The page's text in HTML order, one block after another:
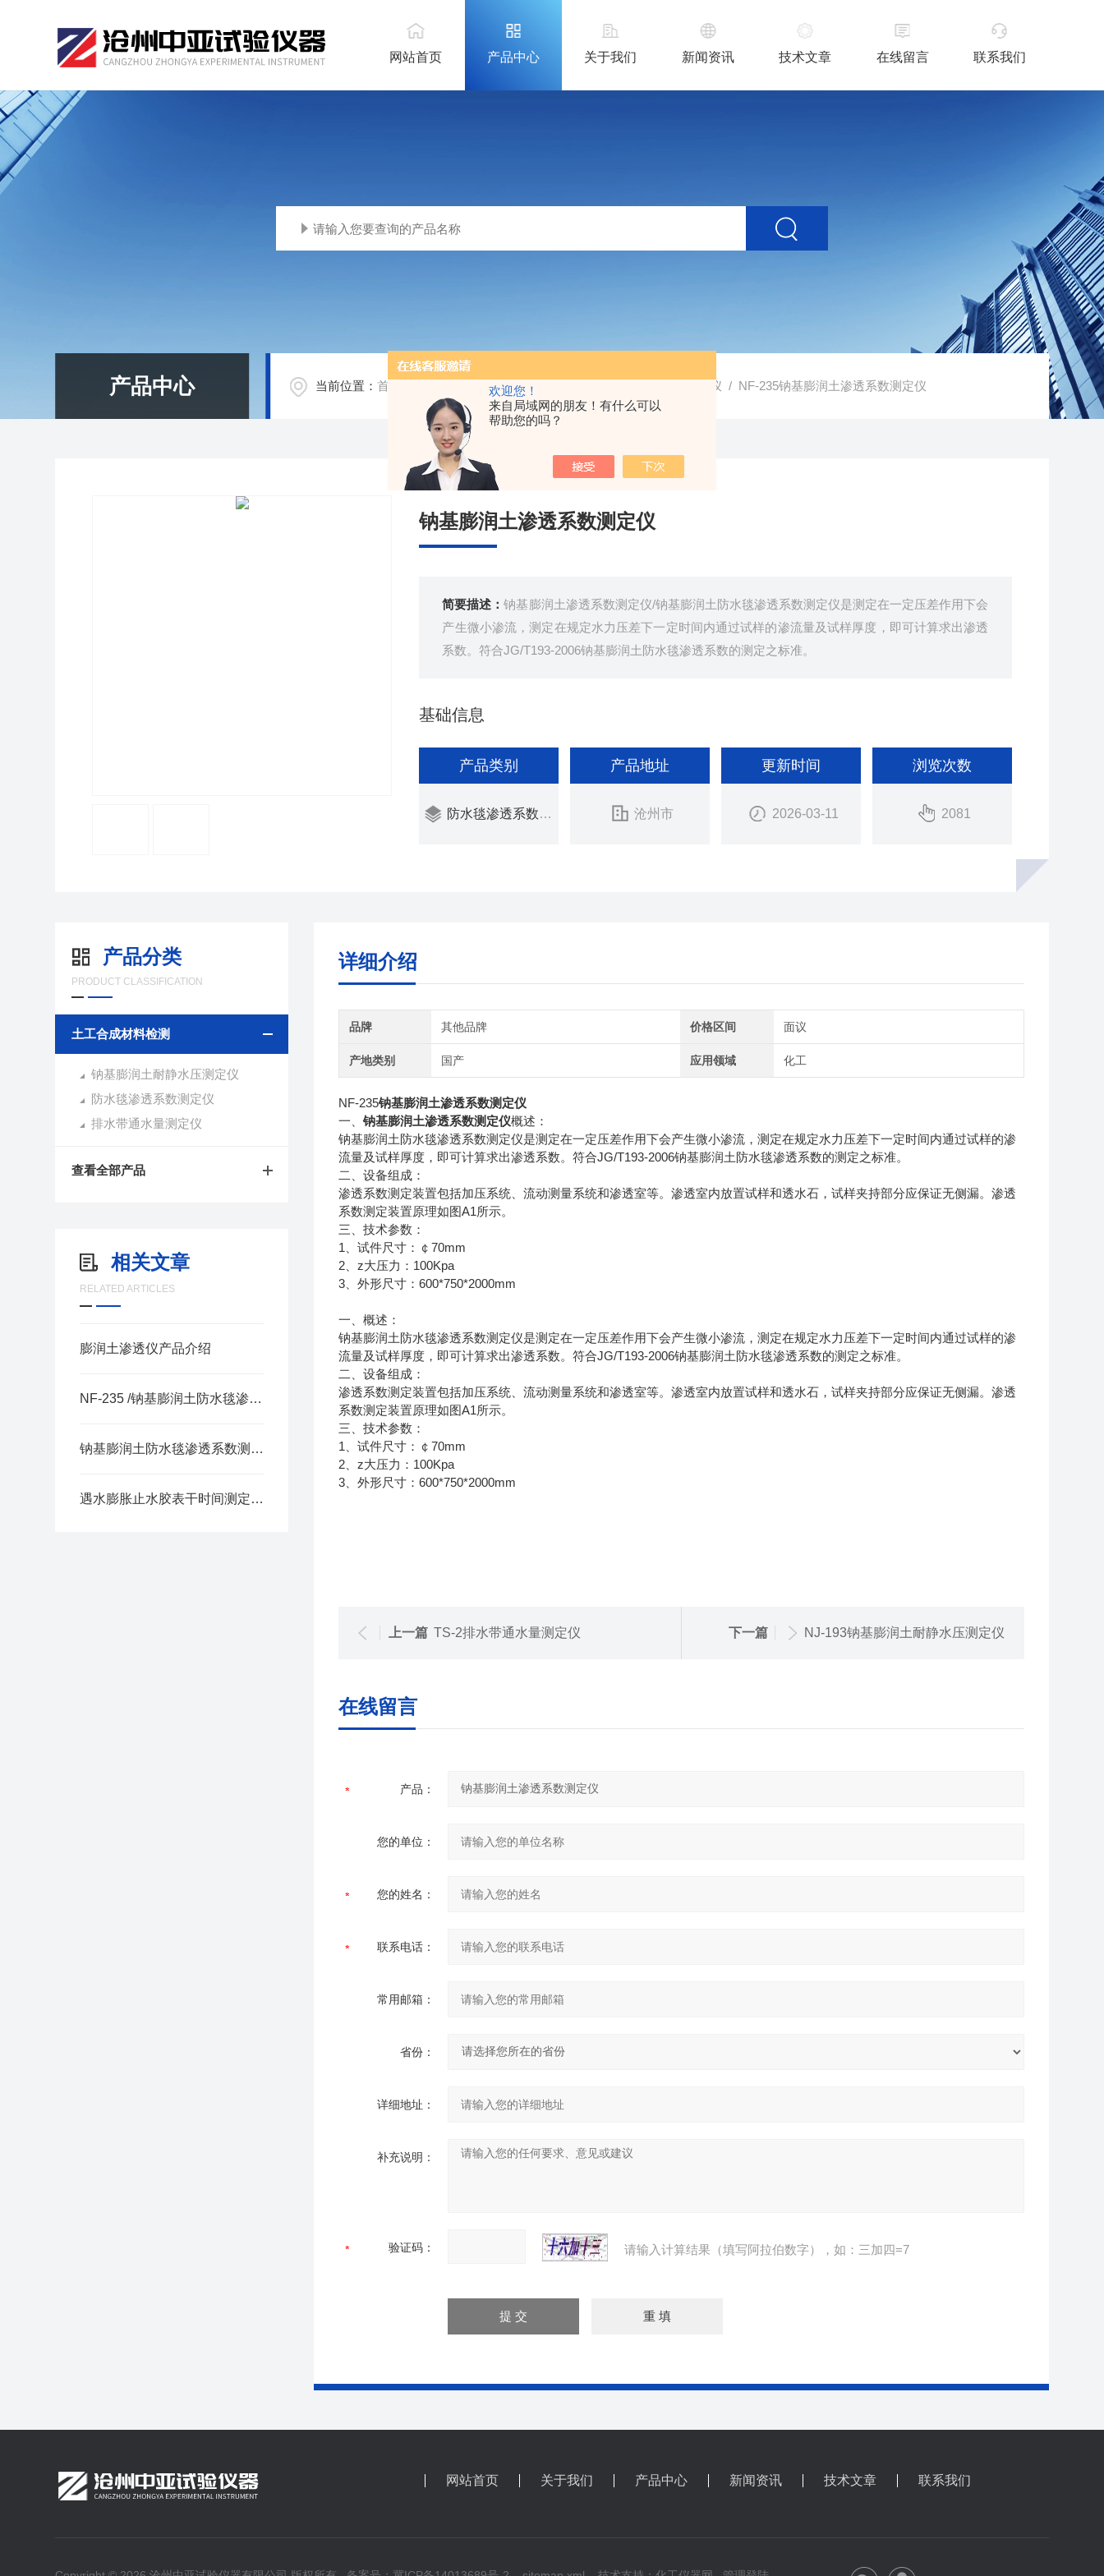
欢迎您！
来自局域网的朋友！有什么可以
帮助您的吗？
网站首页 产品中心 关于我们 新闻资讯 技术文章 在线留言 联系我们
产品中心 当前位置：首页 土工合成材料检测 防水毯渗透系数测定仪 / NF-235钠基膨润土渗透系数测定仪
钠基膨润土渗透系数测定仪
简要描述：钠基膨润土渗透系数测定仪/钠基膨润土防水毯渗透系数测定仪是测定在一定压差作用下会
产生微小渗流，测定在规定水力压差下一定时间内通过试样的渗流量及试样厚度，即可计算求出渗透
系数。符合JG/T193-2006钠基膨润土防水毯渗透系数的测定之标准。
基础信息
产品类别
防水毯渗透系数测定仪
产品地址
沧州市
更新时间
2026-03-11
浏览次数
2081
产品分类
PRODUCT CLASSIFICATION
土工合成材料检测
钠基膨润土耐静水压测定仪
防水毯渗透系数测定仪
排水带通水量测定仪
查看全部产品
相关文章
RELATED ARTICLES
膨润土渗透仪产品介绍
NF-235 /钠基膨润土防水毯渗透系数测定仪产品介绍
钠基膨润土防水毯渗透系数测定仪产品简介
遇水膨胀止水胶表干时间测定仪产品上市
详细介绍
品牌 其他品牌 价格区间 面议
产地类别 国产 应用领域 化工
NF-235钠基膨润土渗透系数测定仪
一、 钠基膨润土渗透系数测定仪概述：
钠基膨润土防水毯渗透系数测定仪是测定在一定压差作用下会产生微小渗流，测定在规定水力压差下一定时间内通过试样的渗
流量及试样厚度，即可计算求出渗透系数。符合JG/T193-2006钠基膨润土防水毯渗透系数的测定之标准。
二、设备组成：
渗透系数测定装置包括加压系统、流动测量系统和渗透室等。渗透室内放置试样和透水石，试样夹持部分应保证无侧漏。渗透
系数测定装置原理如图A1所示。
三、技术参数：
1 、试件尺寸：￠ 70mm
2、 z大压力： 100Kpa
3、外形尺寸： 600*750*2000mm
一、 概述：
钠基膨润土防水毯渗透系数测定仪是测定在一定压差作用下会产生微小渗流，测定在规定水力压差下一定时间内通过试样的渗
流量及试样厚度，即可计算求出渗透系数。符合JG/T193-2006钠基膨润土防水毯渗透系数的测定之标准。
二、设备组成：
渗透系数测定装置包括加压系统、流动测量系统和渗透室等。渗透室内放置试样和透水石，试样夹持部分应保证无侧漏。渗透
系数测定装置原理如图A1所示。
三、技术参数：
1 、试件尺寸：￠ 70mm
2、 z大压力： 100Kpa
3、外形尺寸： 600*750*2000mm
上一篇 TS-2排水带通水量测定仪 下一篇 NJ-193钠基膨润土耐静水压测定仪
在线留言
产品：
您的单位：
您的姓名：
联系电话：
常用邮箱：
省份：
详细地址：
补充说明：
验证码： 请输入计算结果（填写阿拉伯数字），如：三加四=7
网站首页 关于我们 产品中心 新闻资讯 技术文章 联系我们